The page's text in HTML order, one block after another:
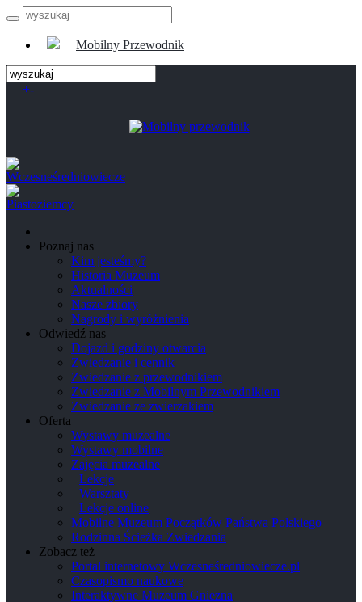
Mobilny Przewodnik
+-
Poznaj nas
Kim jesteśmy?
Historia Muzeum
Aktualności
Nasze zbiory
Nagrody i wyróżnienia
Odwiedź nas
Dojazd i godziny otwarcia
Zwiedzanie i cennik
Zwiedzanie z przewodnikiem
Zwiedzanie z Mobilnym Przewodnikiem
Zwiedzanie ze zwierzakiem
Oferta
Wystawy muzealne
Wystawy mobilne
Zajęcia muzealne
Lekcje
Warsztaty
Lekcje online
Mobilne Muzeum Początków Państwa Polskiego
Rodzinna Ścieżka Zwiedzania
Zobacz też
Portal internetowy Wczesneśredniowiecze.pl
Czasopismo naukowe
Interaktywne Muzeum Gniezna